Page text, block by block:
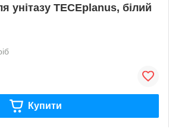
унітазу TECEplanus, білий
Купити